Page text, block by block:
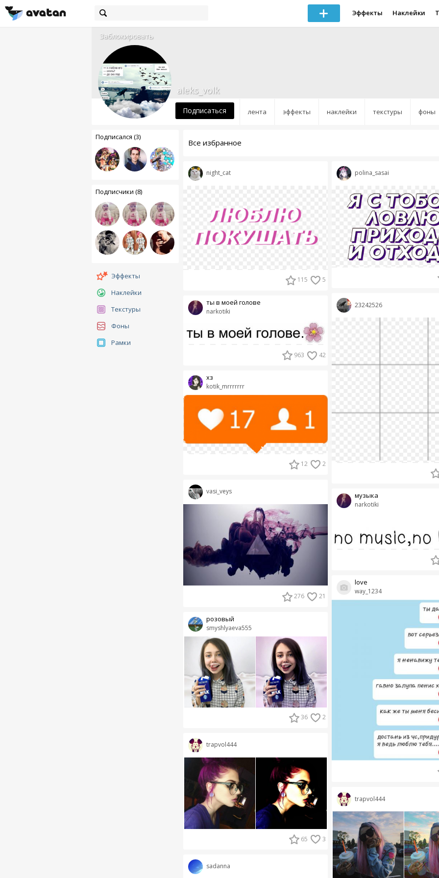
Эффекты Наклейки
Заблокировать
лента эффекты наклейки текстуры фоны
aleks_volk
Подписаться
Подписался (3)
Подписчики (8)
Эффекты
Наклейки
Текстуры
Фоны
Рамки
Все избранное
night_cat
115 5
narkotiki
ты в моей голове
963 42
kotik_mrrrrrrr
хз
12 2
vasi_veys
276 21
smyshlyaeva555
розовый
36 2
trapvol444
65 3
sadanna
polina_sasai
23242526
narkotiki
музыка
way_1234
love
trapvol444